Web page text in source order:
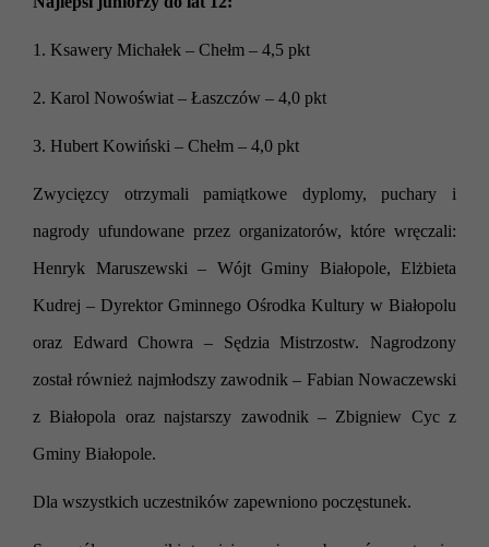
1. Ksawery Michałek – Chełm – 4,5 pkt
2. Karol Nowoświat – Łaszczów – 4,0 pkt
3. Hubert Kowiński – Chełm – 4,0 pkt
Zwycięzcy otrzymali pamiątkowe dyplomy, puchary i
nagrody ufundowane przez organizatorów, które wręczali:
Henryk Maruszewski – Wójt Gminy Białopole, Elżbieta
Kudrej – Dyrektor Gminnego Ośrodka Kultury w Białopolu
oraz Edward Chowra – Sędzia Mistrzostw. Nagrodzony
został również najmłodszy zawodnik – Fabian Nowaczewski
z Białopola oraz najstarszy zawodnik – Zbigniew Cyc z
Gminy Białopole.
Dla wszystkich uczestników zapewniono poczęstunek.